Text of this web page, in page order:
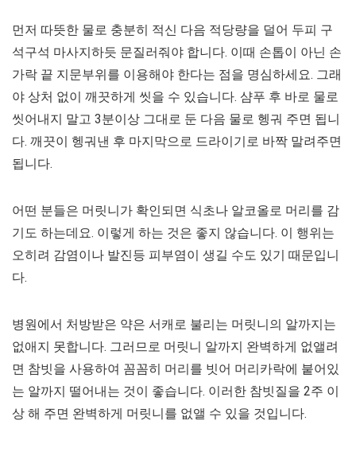
먼저 따뜻한 물로 충분히 적신 다음 적당량을 덜어 두피 구
석구석 마사지하듯 문질러줘야 합니다. 이때 손톱이 아닌 손
가락 끝 지문부위를 이용해야 한다는 점을 명심하세요. 그래
야 상처 없이 깨끗하게 씻을 수 있습니다. 샴푸 후 바로 물로
씻어내지 말고 3분이상 그대로 둔 다음 물로 헹궈 주면 됩니
다. 깨끗이 헹궈낸 후 마지막으로 드라이기로 바짝 말려주면
됩니다.
어떤 분들은 머릿니가 확인되면 식초나 알코올로 머리를 감
기도 하는데요. 이렇게 하는 것은 좋지 않습니다. 이 행위는
오히려 감염이나 발진등 피부염이 생길 수도 있기 때문입니
다.
병원에서 처방받은 약은 서캐로 불리는 머릿니의 알까지는
없애지 못합니다. 그러므로 머릿니 알까지 완벽하게 없앨려
면 참빗을 사용하여 꼼꼼히 머리를 빗어 머리카락에 붙어있
는 알까지 떨어내는 것이 좋습니다. 이러한 참빗질을 2주 이
상 해 주면 완벽하게 머릿니를 없앨 수 있을 것입니다.